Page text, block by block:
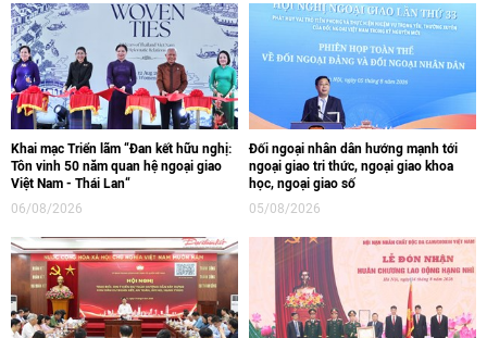
Khai mạc Triển lãm “Đan kết hữu nghị:
Tôn vinh 50 năm quan hệ ngoại giao
Việt Nam - Thái Lan“
06/08/2026
Đối ngoại nhân dân hướng mạnh tới
ngoại giao tri thức, ngoại giao khoa
học, ngoại giao số
05/08/2026